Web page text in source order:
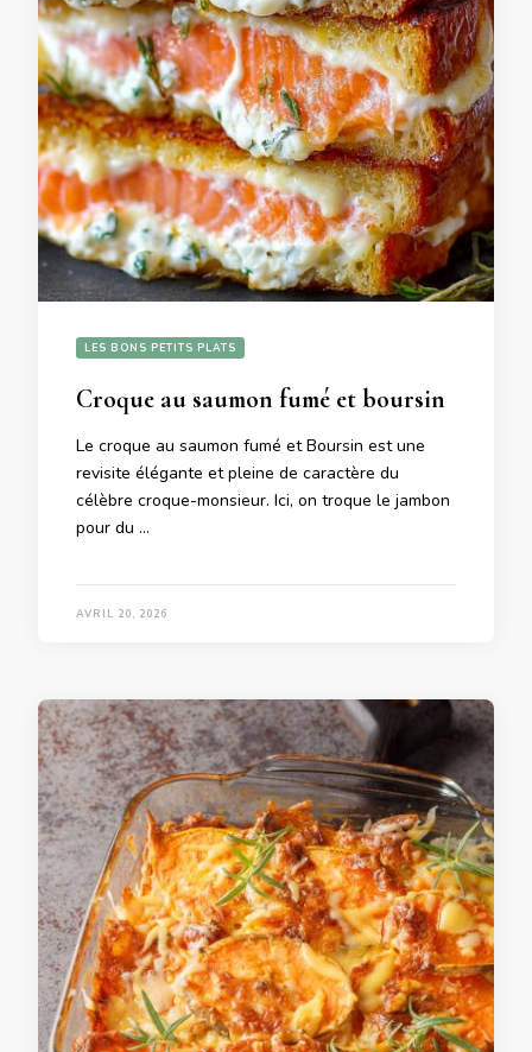
LES BONS PETITS PLATS
Croque au saumon fumé et boursin
Le croque au saumon fumé et Boursin est une
revisite élégante et pleine de caractère du
célèbre croque-monsieur. Ici, on troque le jambon
pour du …
AVRIL 20, 2026